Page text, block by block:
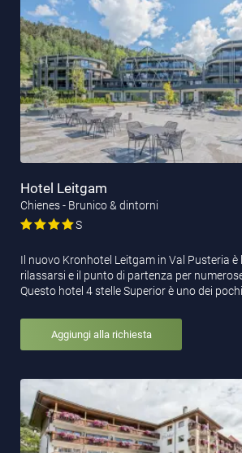
Hotel Leitgam
Chienes - Brunico & dintorni
S
Il nuovo Kronhotel Leitgam in Val Pusteria è
rilassarsi e il punto di partenza per
Questo hotel 4 stelle Superior è uno dei
Aggiungi alla richiesta